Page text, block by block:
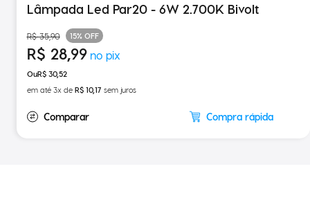
Lâmpada Led Par20 - 6W 2.700K Bivolt
R$ 35,90 15% OFF
R$ 28, 99
R$ 30,52
em até 3x de R$ 10,17 sem juros
Compra rápida